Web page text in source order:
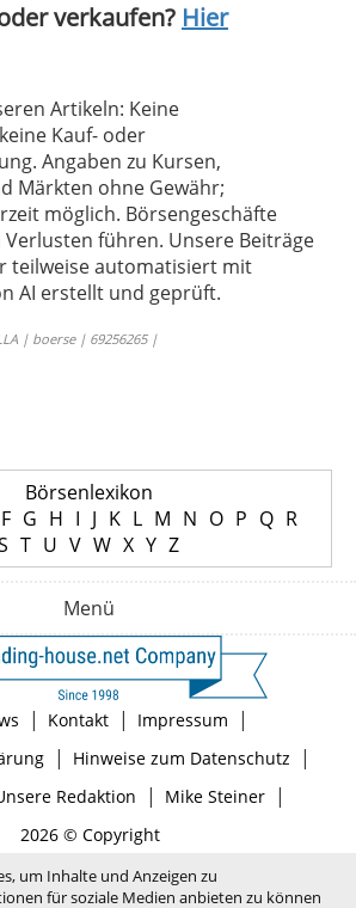
verkaufen? Hier
Artikeln: Keine
Kauf- oder
Angaben zu Kursen,
Märkten ohne Gewähr;
möglich. Börsengeschäfte
führen. Unsere Beiträge
teilweise automatisiert mit
AI erstellt und geprüft.
| boerse | 69256265 |
Börsenlexikon
F G H I J K L M N O P Q R
T U V W X Y Z
Menü
| Kontakt | Impressum |
| Hinweise zum Datenschutz |
Redaktion | Mike Steiner|
2026 © Copyright
um Inhalte und Anzeigen zu
für soziale Medien anbieten zu können